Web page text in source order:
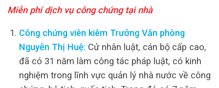
Miễn phí dịch vụ công chứng tại nhà
Công chứng viên kiêm Trưởng Văn phòng
Nguyễn Thị Huệ: Cử nhân luật, cán bộ cấp cao,
đã có 31 năm làm công tác pháp luật, có kinh
nghiệm trong lĩnh vực quản lý nhà nước về công